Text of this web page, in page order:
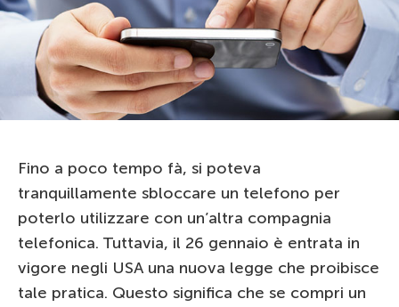
Fino a poco tempo fà, si poteva
tranquillamente sbloccare un telefono per
poterlo utilizzare con un’altra compagnia
telefonica. Tuttavia, il 26 gennaio è entrata in
vigore negli USA una nuova legge che proibisce
tale pratica. Questo significa che se compri un